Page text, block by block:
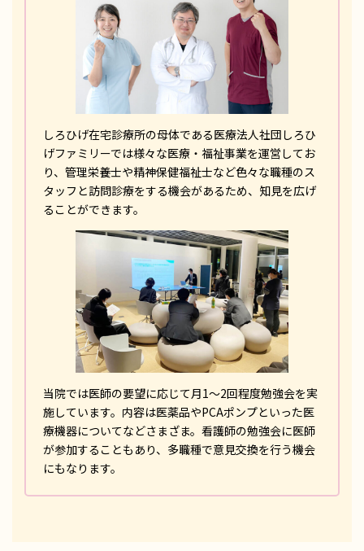
しろひげ在宅診療所の母体である医療法人社団しろひ
げファミリーでは様々な医療・福祉事業を運営してお
り、管理栄養士や精神保健福祉士など色々な職種のス
タッフと訪問診療をする機会があるため、知見を広げ
ることができます。
当院では医師の要望に応じて月1～2回程度勉強会を実
施しています。内容は医薬品やPCAポンプといった医
療機器についてなどさまざま。看護師の勉強会に医師
が参加することもあり、多職種で意見交換を行う機会
にもなります。